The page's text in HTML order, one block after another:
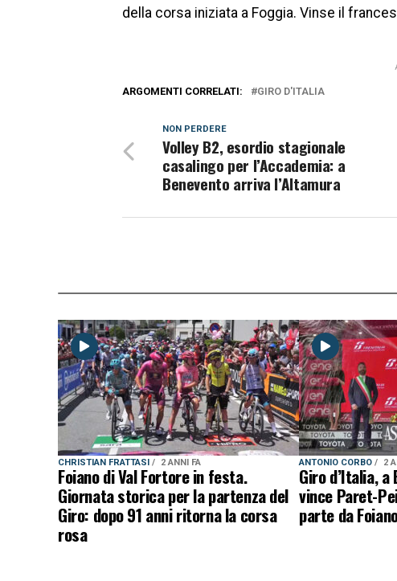
della corsa iniziata a Foggia. Vinse il
ARGOMENTI CORRELATI: GIRO D'ITALIA
NON PERDERE
Volley B2, esordio stagionale
casalingo per l’Accademia: a
Benevento arriva l’Altamura
CHRISTIAN FRATTASI 2 ANNI FA
Foiano di Val Fortore in festa.
Giornata storica per la partenza del
Giro: dopo 91 anni ritorna la corsa
rosa
ANTONIO CORBO 2
Giro d’Italia, a
vince Paret-
parte da